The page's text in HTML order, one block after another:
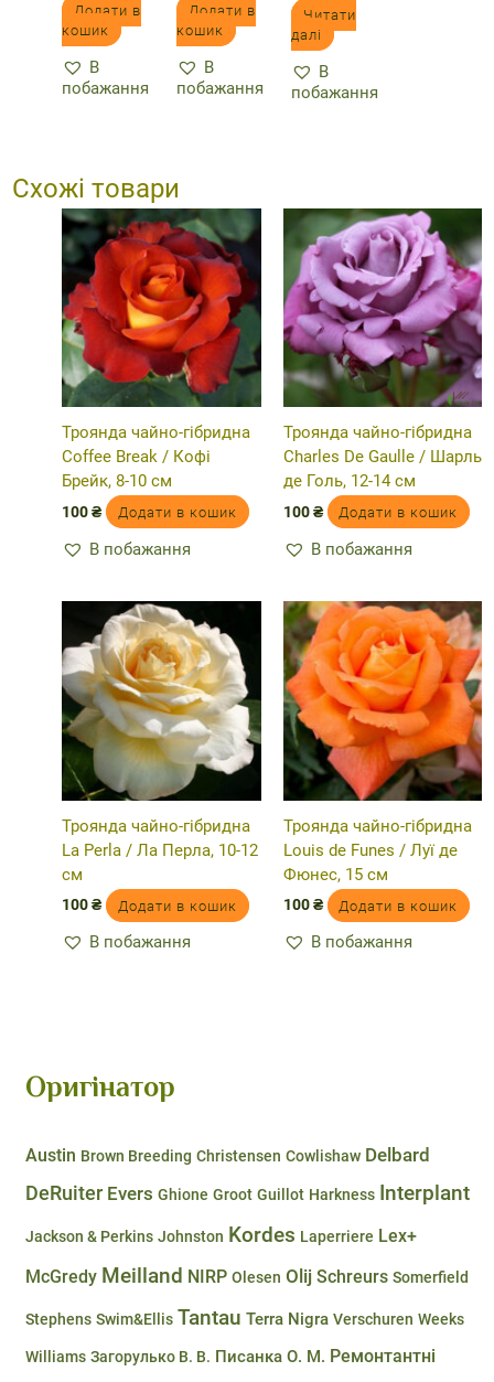
Додати в
кошик
В
побажання
Додати в
кошик
В
побажання
Читати
далі
В
побажання
Схожі товари
Троянда чайно-гібридна
Coffee Break / Кофі
Брейк, 8-10 см
100₴ Додати в кошик
В побажання
Троянда чайно-гібридна
Charles De Gaulle / Шарль
де Голь, 12-14 см
100₴ Додати в кошик
В побажання
Троянда чайно-гібридна
La Perla / Ла Перла, 10-12
см
100₴ Додати в кошик
В побажання
Троянда чайно-гібридна
Louis de Funes / Луї де
Фюнес, 15 см
100₴ Додати в кошик
В побажання
Оригінатор
Austin Brown Breeding Christensen Cowlishaw Delbard
DeRuiter Evers Ghione Groot Guillot Harkness Interplant
Jackson & Perkins Johnston Kordes Laperriere Lex+
McGredy Meilland NIRP Olesen Olij Schreurs Somerfield
Stephens Swim&Ellis Tantau Terra Nigra Verschuren Weeks
Williams Загорулько В. В. Писанка О. М. Ремонтантні